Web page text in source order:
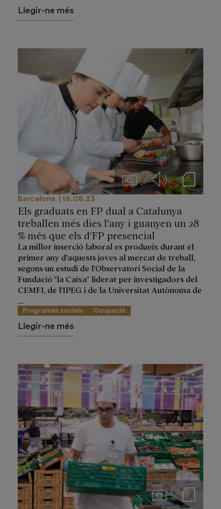
Llegir-ne més
ImágenesAudios Notas de prensa
Barcelona 16.08.23
Els graduats en FP dual a Catalunya
treballen més dies l’any i guanyen un 28
% més que els d’FP presencial
La millor inserció laboral es produeix durant el
primer any d’aquests joves al mercat de treball,
segons un estudi de l’Observatori Social de la
Fundació "la Caixa" liderat per investigadors del
CEMFI, de l’IPEG i de la Universitat Autònoma de
Programes socials Ocupació
Llegir-ne més
ImágenesNotas de prensa